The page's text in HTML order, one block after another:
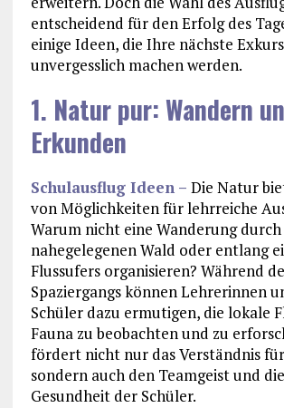
entscheidend für den Erfolg des
einige Ideen, die Ihre nächste
unvergesslich machen werden.
1. Natur pur: Wandern
Erkunden
Schulausflug Ideen – Die Natur
von Möglichkeiten für lehrreiche
Warum nicht eine Wanderung
nahegelegenen Wald oder entlang
Flussufers organisieren? Während
Spaziergangs können Lehrerinnen
Schüler dazu ermutigen, die lokale
Fauna zu beobachten und zu
fördert nicht nur das Verständnis
sondern auch den Teamgeist und
Gesundheit der Schüler.